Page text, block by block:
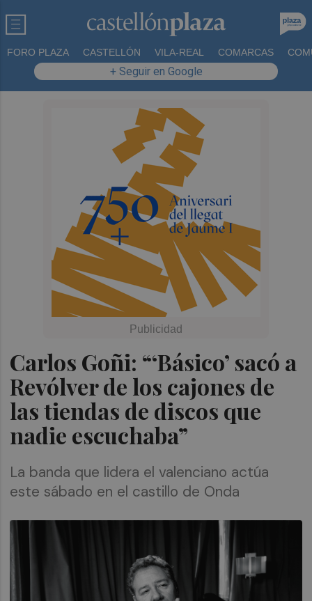
FORO PLAZA CASTELLÓN VILA-REAL COMARCAS
+ Seguir en Google
Carlos Goñi: “‘Básico’ sacó a
Revólver de los cajones de
las tiendas de discos que
nadie escuchaba”
La banda que lidera el valenciano actúa
este sábado en el castillo de Onda